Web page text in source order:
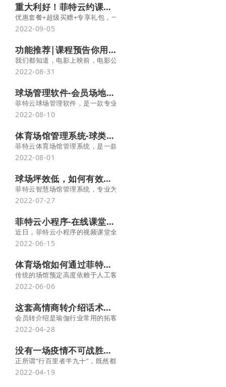
重大利好！菲特云约课系统，国庆劲爆大促销
优惠套餐+超级买赠+专享礼包，一次让你省到底！
2022-09-05
功能推荐|课程预告你用起来了吗？提升约课率好方法！-菲特云
我们都知道，电影上映前，电影公司总会先放一小段集结了影片精彩
2022-08-31
球场管理软件-会员场地预订系统-菲特云订场系统
菲特云球场管理软件，是一款专业体育运动场馆管理系统，它集客户
2022-08-10
体育场馆管理系统-球类课程培训-菲特云场地预约软件
菲特云体育场馆管理系统，是一款针对网球馆、羽毛球馆、篮球馆、
2022-08-01
球场坪效低，如何有效提升体育场馆场地利用率？
菲特云智慧场馆管理系统，专业为体育运动场馆打造的高效数字化管
2022-07-27
菲特云小程序-在线课堂上线啦！
近日，菲特云小程序的视频课堂全新上线啦！新增了不少新功能，一
2022-06-15
体育场馆如何通过菲特云实现智慧经营？
传统的场馆预定高度依赖于人工客服，人力成本高、效率低下，会员
2022-06-06
这套高情商转介绍话术，让会员疯狂推荐客户！ -菲特云
会员转介绍是瑜伽行业常用的拓客手段，但是很多瑜伽老师/馆主不知
2022-04-28
没有一场疫情不可战胜，春天终会来临！ -菲特云
正所谓“行百里者半九十”，既然都已经撑过两年了，转机肯定离我
2022-04-19